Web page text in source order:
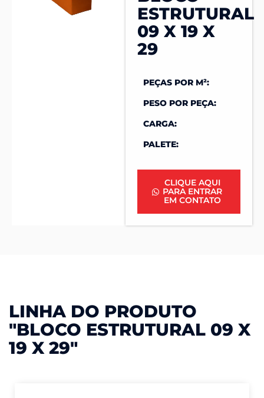
ESTRUTURAL
09 X 19 X
29
PEÇAS POR M²:
PESO POR PEÇA:
CARGA:
PALETE:
CLIQUE AQUI
PARA ENTRAR
EM CONTATO
LINHA DO PRODUTO
"BLOCO ESTRUTURAL 09 X
19 X 29"